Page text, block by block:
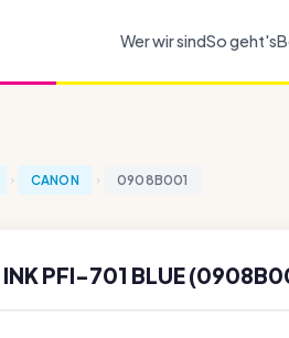
Wer wir sindSo geht's
CANON 0908B001
PFI-701 BLUE